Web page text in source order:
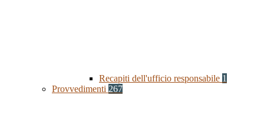
Recapiti dell'ufficio responsabile 1
Provvedimenti 267